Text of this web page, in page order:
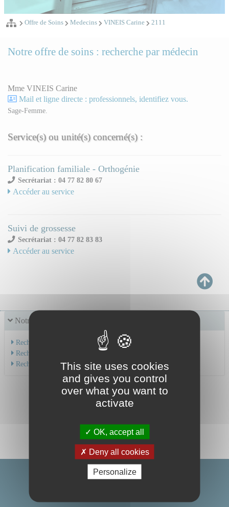
Offre de Soins Medecins VINEIS Carine 2111
Notre offre de soins
Recherche par service
Recherche par spécialité
Recherche par médecin
Notre offre de soins : recherche par médecin
Mme VINEIS Carine
Mail et ligne directe : professionnels, identifiez vous.
Sage-Femme.
Service(s) ou unité(s) concerné(s) :
Planification familiale - Orthogénie
Secrétariat : 04 77 82 80 67
Accéder au service
Suivi de grossesse
Secrétariat : 04 77 82 83 83
Accéder au service
This site uses cookies
and gives you control
over what you want to
activate
OK, accept all
Deny all cookies
Personalize